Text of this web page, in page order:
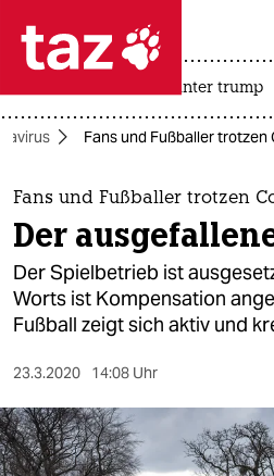
 taz zahl ich
taz zahl ich
themen
politik
öko
gesellschaft
sport
usa unter trump
Fans und Fußballer trotzen
Fans und Fußballer trotzen
Der
Der Spielbetrieb ist
Worts ist Kompensation
Fußball zeigt sich aktiv und
23.3.2020 14:08 Uhr